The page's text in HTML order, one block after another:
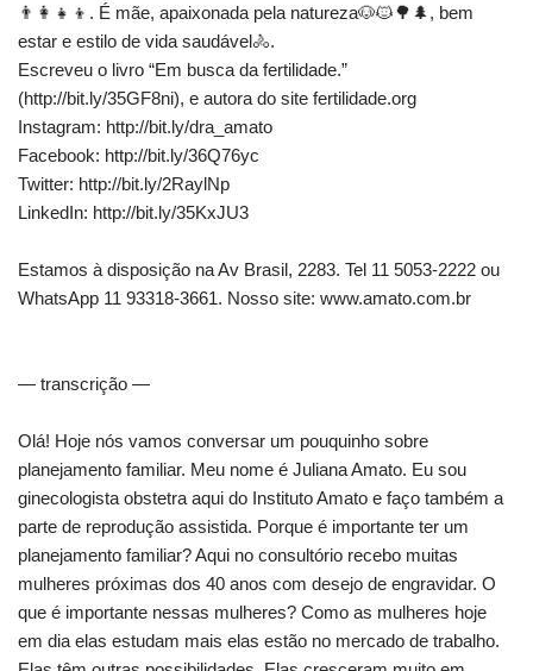
👨‍👩‍👧‍👦. É mãe, apaixonada pela natureza🐶🐱🌳🌲, bem
estar e estilo de vida saudável🚴.
Escreveu o livro “Em busca da fertilidade.”
(http://bit.ly/35GF8ni), e autora do site fertilidade.org
Instagram: http://bit.ly/dra_amato
Facebook: http://bit.ly/36Q76yc
Twitter: http://bit.ly/2RaylNp
LinkedIn: http://bit.ly/35KxJU3
Estamos à disposição na Av Brasil, 2283. Tel 11 5053-2222 ou
WhatsApp 11 93318-3661. Nosso site: www.amato.com.br
— transcrição —
Olá! Hoje nós vamos conversar um pouquinho sobre
planejamento familiar. Meu nome é Juliana Amato. Eu sou
ginecologista obstetra aqui do Instituto Amato e faço também a
parte de reprodução assistida. Porque é importante ter um
planejamento familiar? Aqui no consultório recebo muitas
mulheres próximas dos 40 anos com desejo de engravidar. O
que é importante nessas mulheres? Como as mulheres hoje
em dia elas estudam mais elas estão no mercado de trabalho.